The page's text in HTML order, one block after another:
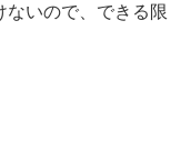
ないので、できる限